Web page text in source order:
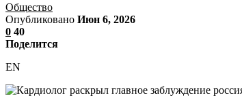
Общество
Опубликовано Июн 6, 2026
0 40
Поделится
EN